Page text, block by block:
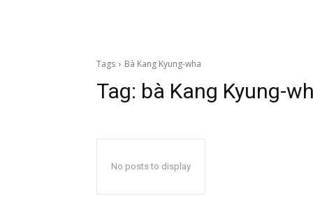
Tags Bà Kang Kyung-wha
Tag: bà Kang Kyung-
No posts to display